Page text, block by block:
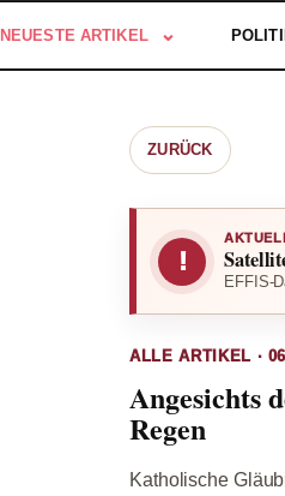
NEUESTE ARTIKEL
ZURÜCK
!
EFFIS-
ALLE ARTIKEL ·
Angesichts
Regen
Katholische